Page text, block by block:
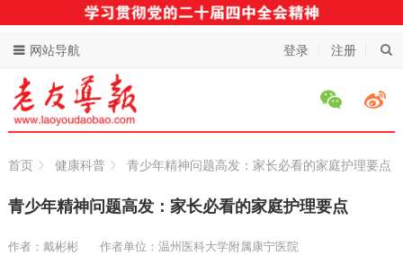
登录 注册
网站导航
首页 健康科普 青少年精神问题高发：家长必看的家庭护理要点
青少年精神问题高发：家长必看的家庭护理要点
作者：戴彬彬
作者单位：温州医科大学附属康宁医院